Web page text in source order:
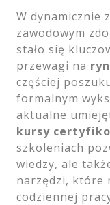
W dynamicznie
zawodowym
stało się
przewagi na
częściej
formalnym
aktualne
kursy
szkoleniach
wiedzy, ale
narzędzi, które
codziennej